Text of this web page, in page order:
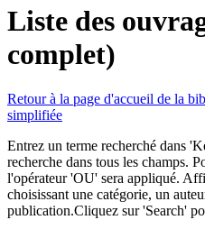
Liste des
complet)
Retour à la page d'accueil de la
simplifiée
Entrez un terme recherché dans
recherche dans tous les champs.
l'opérateur 'OU' sera appliqué.
choisissant une catégorie, un
publication.Cliquez sur 'Search'